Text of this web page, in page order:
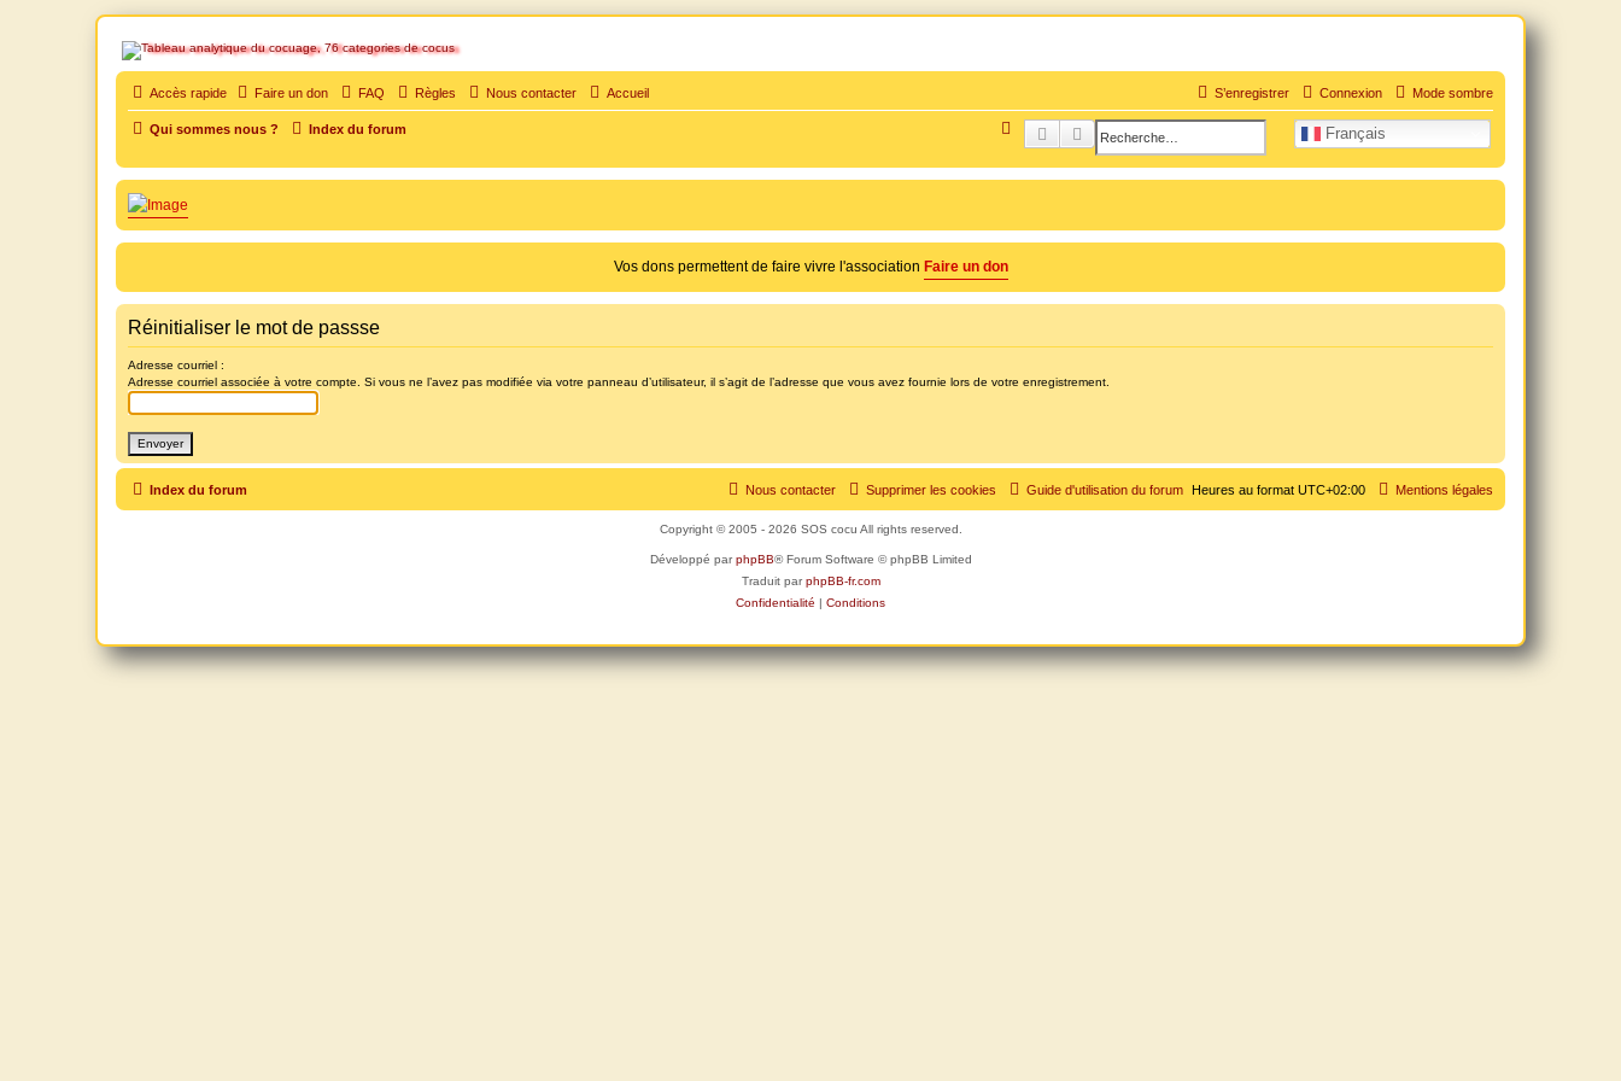
SOS cocu
SOS cocu est une association loi 1901 dont l'objet est le soutien aux victimes d'adultère. Pouvoir parler, se confier, recevoir un soutien moral pour traverser une situation personnelle douloureuse
Accès rapide Mode sombre
Faire un don FAQ Règles Nous contacter Accueil Connexion
S’enregistrer
Qui sommes nous ? Index du forum Français
RechercherRecherche avancée
e
c
r
Vos dons permettent de faire vivre l'association Faire un don
Réinitialiser le mot de passse
Adresse courriel :
Adresse courriel associée à votre compte. Si vous ne l’avez pas modifiée via votre panneau d’utilisateur, il s’agit de l’adresse que vous avez fournie lors de votre enregistrement.
Index du forum Mentions légales
Heures au format UTC+02:00
Guide d'utilisation du forum
Supprimer les cookies
Nous contacter
Copyright © 2005 - 2026 SOS cocu All rights reserved.
Développé parphpBB® Forum Software © phpBB Limited
Traduit parphpBB-fr.com
Confidentialité | Conditions